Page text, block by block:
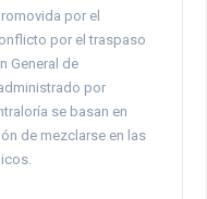
por el
por el traspaso
General de
por
se basan en
de mezclarse en las